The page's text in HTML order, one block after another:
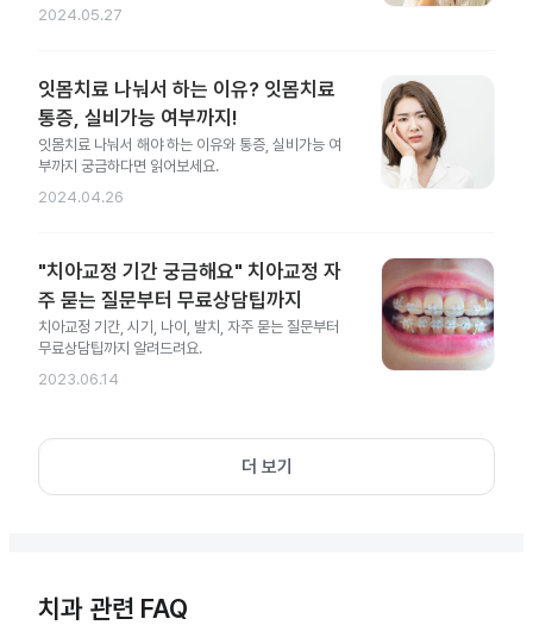
2024.05.27
잇몸치료 나눠서 하는 이유? 잇몸치료
통증, 실비가능 여부까지!
잇몸치료 나눠서 해야 하는 이유와 통증, 실비가능 여
부까지 궁금하다면 읽어보세요.
2024.04.26
"치아교정 기간 궁금해요" 치아교정 자
주 묻는 질문부터 무료상담팁까지
치아교정 기간, 시기, 나이, 발치, 자주 묻는 질문부터
무료상담팁까지 알려드려요.
2023.06.14
더 보기
치과 관련 FAQ